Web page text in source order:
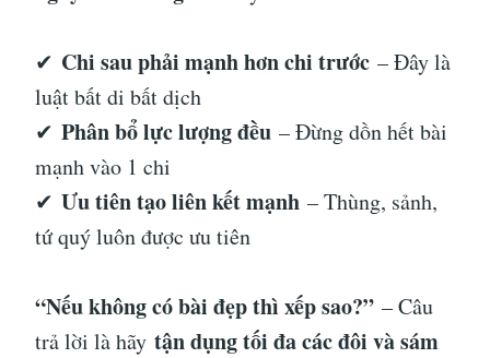
✔ Chi sau phải mạnh hơn chi trước – Đây là
luật bất di bất dịch
✔ Phân bổ lực lượng đều – Đừng dồn hết bài
mạnh vào 1 chi
✔ Ưu tiên tạo liên kết mạnh – Thùng, sảnh,
tứ quý luôn được ưu tiên
“Nếu không có bài đẹp thì xếp sao?” – Câu
trả lời là hãy tận dụng tối đa các đôi và sám